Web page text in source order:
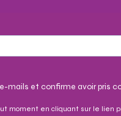
mails et confirme avoir pris
moment en cliquant sur le lien